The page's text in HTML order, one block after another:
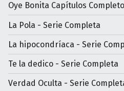
Oye Bonita Capítulos
La Pola - Serie Completa
La hipocondríaca - Serie
Te la dedico - Serie Completa
Verdad Oculta - Serie